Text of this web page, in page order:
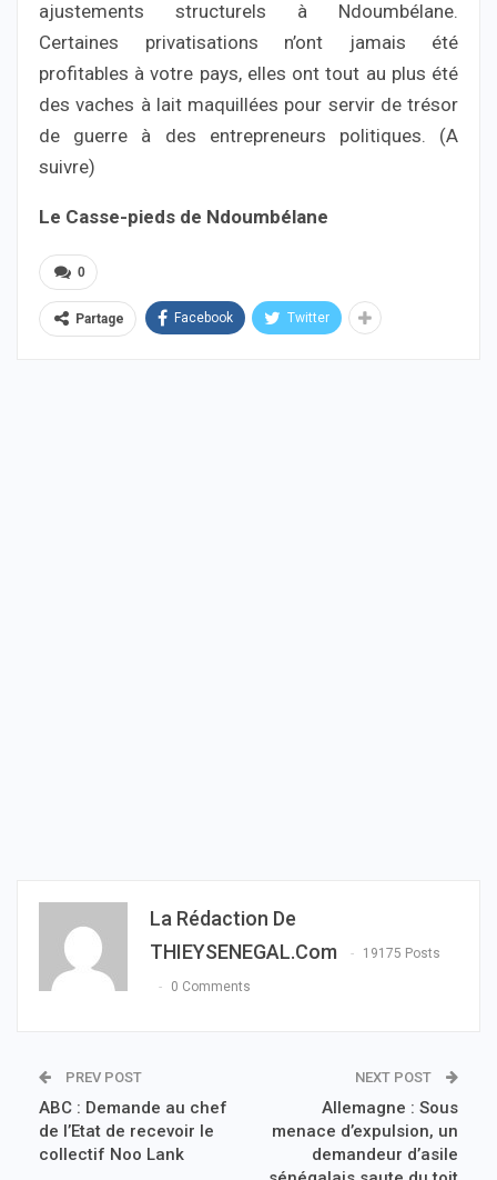
ajustements structurels à Ndoumbélane.
Certaines privatisations n’ont jamais été
profitables à votre pays, elles ont tout au plus été
des vaches à lait maquillées pour servir de trésor
de guerre à des entrepreneurs politiques. (A
suivre)
Le Casse-pieds de Ndoumbélane
0
Partage Facebook Twitter
La Rédaction De
THIEYSENEGAL.com
19175 Posts
0 Comments
PREV POST
ABC : Demande au chef
de l’Etat de recevoir le
collectif Noo Lank
NEXT POST
Allemagne : Sous
menace d’expulsion, un
demandeur d’asile